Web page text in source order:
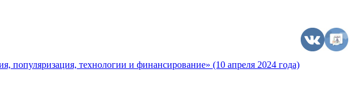
популяризация, технологии и финансирование» (10 апреля 2024 года)